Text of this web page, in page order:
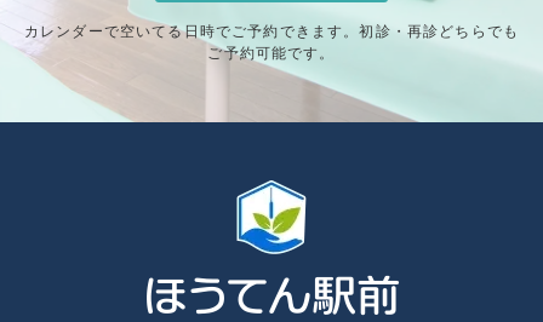
カレンダーで空いてる日時でご予約できます。初診・再診どちらでも
ご予約可能です。